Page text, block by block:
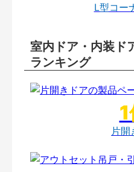
L型コー
室内ドア・内装ド
ランキング
片開